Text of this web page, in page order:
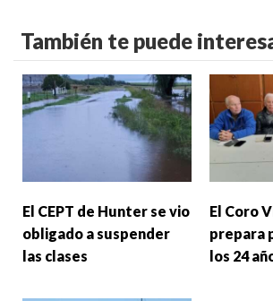
También te puede
El CEPT de Hunter se vio
obligado a suspender
las clases
El Coro
prepara
los 24